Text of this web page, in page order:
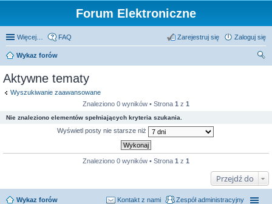
Forum Elektroniczne
Więcej… FAQ Zaloguj się
Zarejestruj się
Wykaz forów
Aktywne tematy
Wyszukiwanie zaawansowane
Znaleziono 0 wyników • Strona 1 z 1
Nie znaleziono elementów spełniających kryteria szukania.
Wyświetl posty nie starsze niż
Znaleziono 0 wyników • Strona 1 z 1
Przejdź do
Wykaz forów Zespół administracyjny
Kontakt z nami